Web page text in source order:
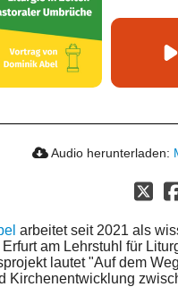
Audio herunterladen:
arbeitet seit 2021 als
am Lehrstuhl für
lautet "Auf dem
Kirchenentwicklung